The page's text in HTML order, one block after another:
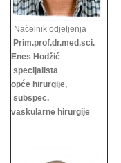
Načelnik odjeljenja
Prim.prof.dr.med.sci.
Enes Hodžić
specijalista
opće hirurgije,
subspec.
vaskularne hirurgije